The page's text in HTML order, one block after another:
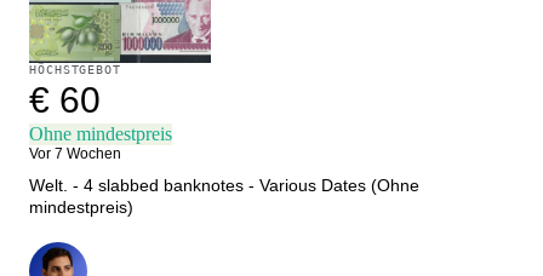
HÖCHSTGEBOT
€ 60
Ohne mindestpreis
Vor 7 Wochen
Welt. - 4 slabbed banknotes - Various Dates (Ohne
mindestpreis)